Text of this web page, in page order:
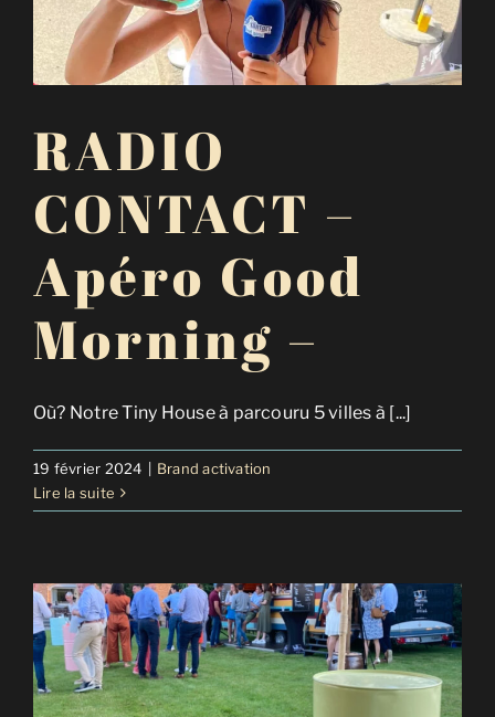
RADIO
CONTACT –
Apéro Good
Morning –
Où? Notre Tiny House à parcouru 5 villes à [...]
19 février 2024
Brand activation
Lire la suite